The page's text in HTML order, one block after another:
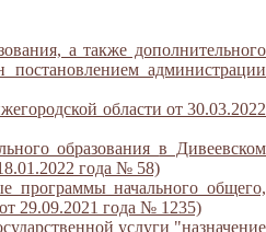
а также дополнительного
постановлением администрации
области от 30.03.2022
образованияв Дивеевском
года № 58)
программы начального общего,
29.09.2021 года № 1235)
услуги "назначение